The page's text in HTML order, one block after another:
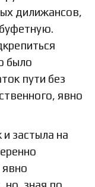
дилижансов,
было
пути без
явно
застыла на